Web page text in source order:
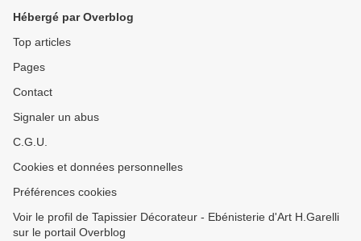
Hébergé par Overblog
Top articles
Pages
Contact
Signaler un abus
C.G.U.
Cookies et données personnelles
Préférences cookies
Voir le profil de Tapissier Décorateur - Ebénisterie d'Art H.Garelli
sur le portail Overblog